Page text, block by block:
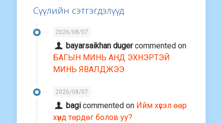
Сүүлийн сэтгэгдэлүүд
2026/08/07
bayarsaikhan dugercommented on
БАГЫН МИНЬ АНД ЭХНЭРТЭЙ
МИНЬ ЯВАЛДЖЭЭ
2026/08/07
bagi commented on Ийм хүсэл өөр
хүнд төрдөг болов уу?